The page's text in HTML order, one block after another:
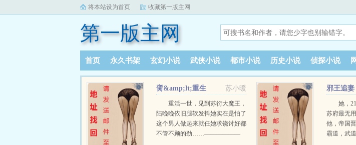
将本站设为首页 收藏第一版主网
第一版主网
首页 永久书架 玄幻小说 武侠小说 都市小说 历史小说 侦探小说
书库榜单 阅读记录
苏小暖
脔&amp;lt;重生
1v1&amp;gt;
重活一世，见到苏衍大魔王，
陆晚晚依旧腿软发抖她实在是怕了
这个男人做起来就任她求饶讨好都
不管不顾的劲……——————
邪王追
小姐她，
苏府最无
他，帝国
霸道，武